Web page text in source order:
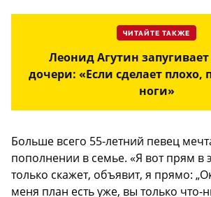
ЧИТАЙТЕ ТАКЖЕ
Леонид Агутин
дочери: «Если сделает
ноги»
Больше всего 55-летний певец
пополнении в семье. «Я вот прям в
только скажет, объявит, я прямо:
меня план есть уже, вы только что-